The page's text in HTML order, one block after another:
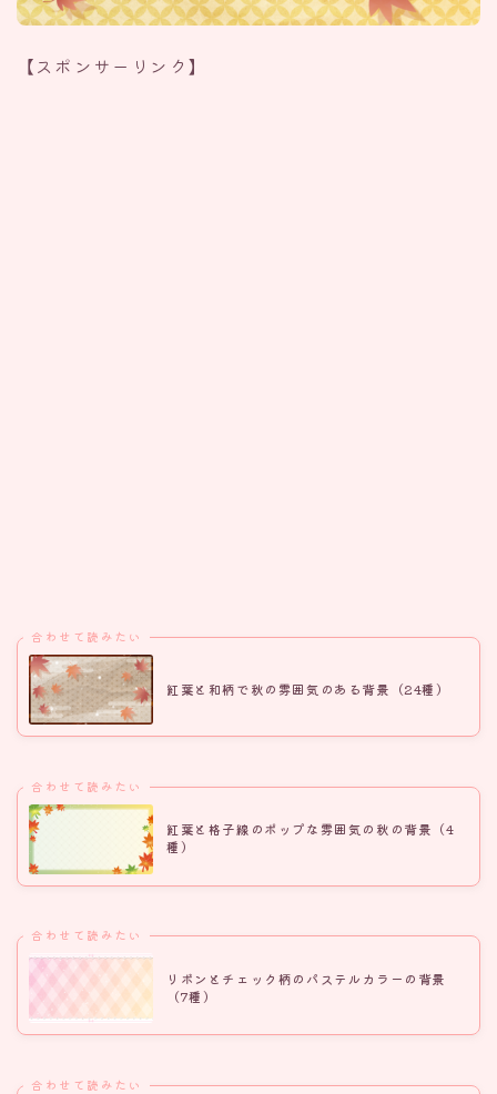
【スポンサーリンク】
合わせて読みたい
紅葉と和柄で秋の雰囲気のある背景（24種）
合わせて読みたい
紅葉と格子線のポップな雰囲気の秋の背景（4
種）
合わせて読みたい
リボンとチェック柄のパステルカラーの背景
（7種）
合わせて読みたい